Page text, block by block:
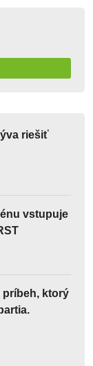
riešiť
vstupuje
príbeh, ktorý